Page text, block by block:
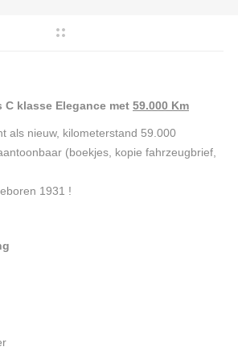
C klasse Elegance met 59.000 Km
als nieuw, kilometerstand 59.000
(boekjes, kopie fahrzeugbrief,
1931 !